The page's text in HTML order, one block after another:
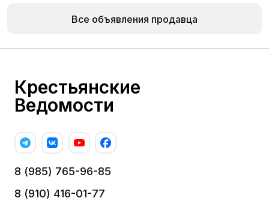
Все объявления продавца
Крестьянские
Ведомости
8 (985) 765-96-85
8 (910) 416-01-77